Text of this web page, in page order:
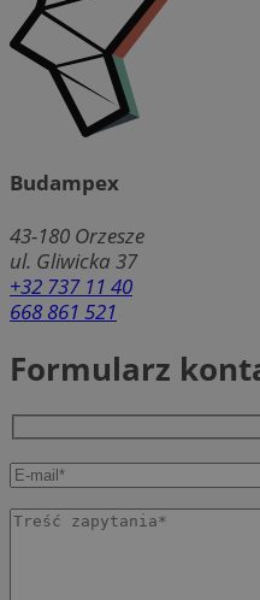
Budampex
43-180 Orzesze
ul. Gliwicka 37
+32 737 11 40
668 861 521
Formularz